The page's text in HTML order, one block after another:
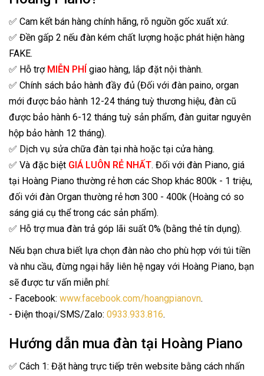
✅ Cam kết bán hàng chính hãng, rõ nguồn gốc xuất xứ.
✅ Đền gấp 2 nếu đàn kém chất lượng hoặc phát hiện hàng
FAKE.
✅ Hỗ trợ MIỄN PHÍ giao hàng, lắp đặt nội thành.
✅ Chính sách bảo hành đầy đủ (Đối với đàn paino, organ
mới được bảo hành 12-24 tháng tuỳ thương hiệu, đàn cũ
được bảo hành 6-12 tháng tuỳ sản phẩm, đàn guitar nguyên
hộp bảo hành 12 tháng).
✅ Dịch vụ sửa chữa đàn tại nhà hoặc tại cửa hàng.
✅ Và đặc biệt GIÁ LUÔN RẺ NHẤT. Đối với đàn Piano, giá
tại Hoàng Piano thường rẻ hơn các Shop khác 800k - 1 triệu,
đối với đàn Organ thường rẻ hơn 300 - 400k (Hoàng có so
sáng giá cụ thể trong các sản phẩm).
✅ Hỗ trợ mua đàn trả góp lãi suất 0% (bằng thẻ tín dụng).
Nếu bạn chưa biết lựa chọn đàn nào cho phù hợp với túi tiền
và nhu cầu, đừng ngại hãy liên hệ ngay với Hoàng Piano, bạn
sẽ được tư vấn miễn phí:
- Facebook: www.facebook.com/hoangpianovn.
- Điện thoại/SMS/Zalo: 0933.933.816.
Hướng dẫn mua đàn tại Hoàng Piano
✅ Cách 1: Đặt hàng trực tiếp trên website bằng cách nhấn